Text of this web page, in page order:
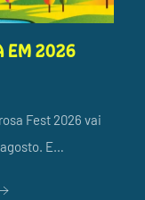
EM 2026
Fest 2026 vai
E…